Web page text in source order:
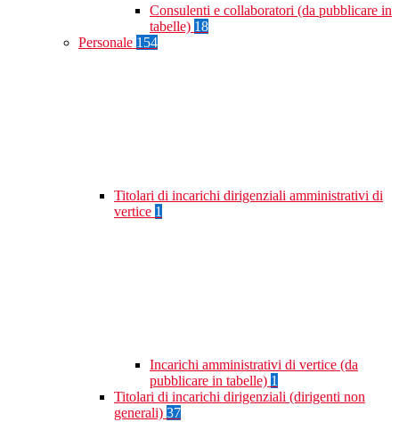
Consulenti e collaboratori (da pubblicare in
tabelle) 18
Personale 154
Titolari di incarichi dirigenziali amministrativi di
vertice 1
Incarichi amministrativi di vertice (da
pubblicare in tabelle) 1
Titolari di incarichi dirigenziali (dirigenti non
generali) 37